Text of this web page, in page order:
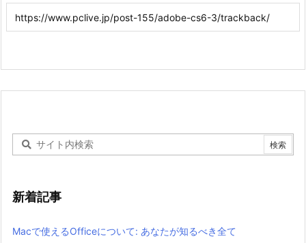
新着記事
Macで使えるOfficeについて: あなたが知るべき全て